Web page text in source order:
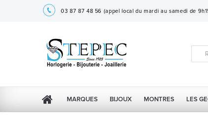
03 87 87 48 56 (appel local du mardi au samedi de
MARQUES BIJOUX MONTRES LES